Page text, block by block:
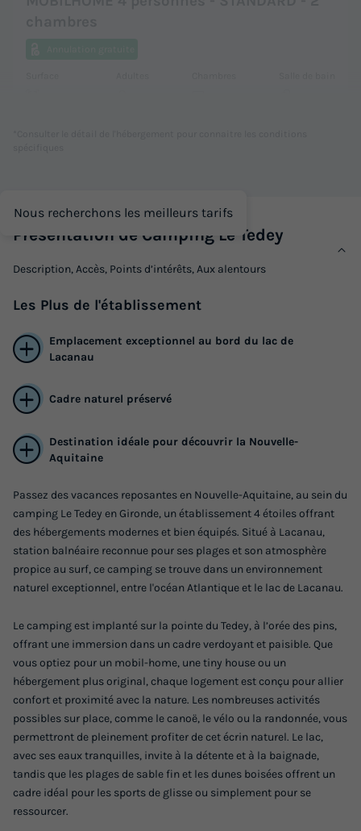
MOBILHOME 4 personnes - STANDARD - 2 chambres
du12/09/2026au19/09/2026
Meilleur prix pour 7 nuits
Voir les logements
Nous recherchons les meilleurs tarifs
Présentation de Camping Le Tedey
Description, Accès, Points d’intérêts, Aux alentours
Les Plus de l'établissement
Emplacement exceptionnel au bord du lac de
Lacanau
Cadre naturel préservé
Destination idéale pour découvrir la Nouvelle-
Aquitaine
Passez des vacances reposantes en Nouvelle-Aquitaine, au sein du
camping Le Tedey en Gironde, un établissement 4 étoiles offrant
des hébergements modernes et bien équipés. Situé à Lacanau,
station balnéaire reconnue pour ses plages et son atmosphère
propice au surf, ce camping se trouve dans un environnement
naturel exceptionnel, entre l'océan Atlantique et le lac de Lacanau.
Le camping est implanté sur la pointe du Tedey, à l’orée des pins,
offrant une immersion dans un cadre verdoyant et paisible. Que
vous optiez pour un mobil-home, une tiny house ou un
hébergement plus original, chaque logement est conçu pour allier
confort et proximité avec la nature. Les nombreuses activités
possibles sur place, comme le canoë, le vélo ou la randonnée, vous
permettront de pleinement profiter de cet écrin naturel. Le lac,
avec ses eaux tranquilles, invite à la détente et à la baignade,
tandis que les plages de sable fin et les dunes boisées offrent un
cadre idéal pour les sports de glisse ou simplement pour se
ressourcer.